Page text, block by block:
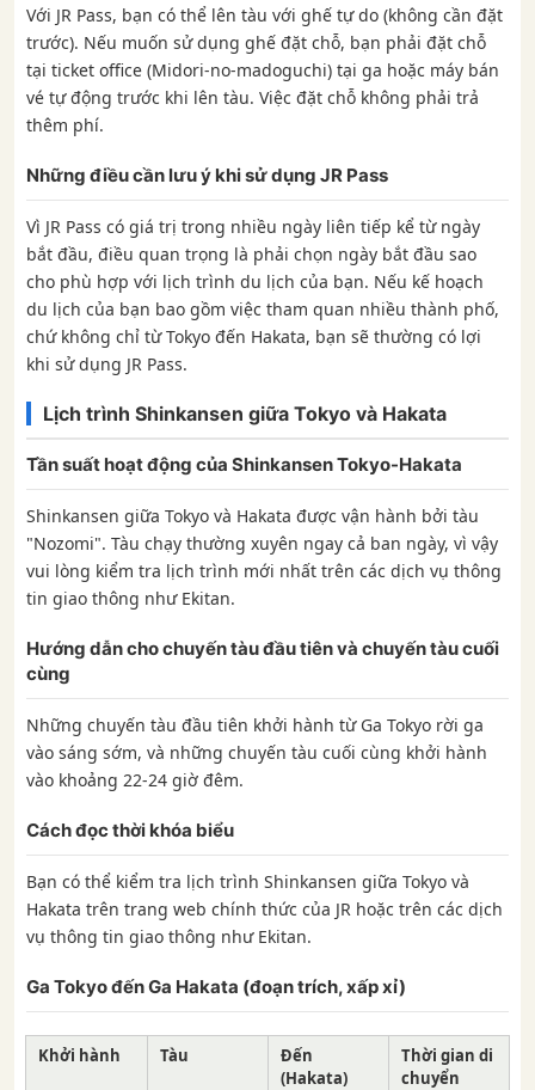
Với JR Pass, bạn có thể lên tàu với ghế tự do (không cần đặt
trước). Nếu muốn sử dụng ghế đặt chỗ, bạn phải đặt chỗ
tại ticket office (Midori-no-madoguchi) tại ga hoặc máy bán
vé tự động trước khi lên tàu. Việc đặt chỗ không phải trả
thêm phí.
Những điều cần lưu ý khi sử dụng JR Pass
Vì JR Pass có giá trị trong nhiều ngày liên tiếp kể từ ngày
bắt đầu, điều quan trọng là phải chọn ngày bắt đầu sao
cho phù hợp với lịch trình du lịch của bạn. Nếu kế hoạch
du lịch của bạn bao gồm việc tham quan nhiều thành phố,
chứ không chỉ từ Tokyo đến Hakata, bạn sẽ thường có lợi
khi sử dụng JR Pass.
Lịch trình Shinkansen giữa Tokyo và Hakata
Tần suất hoạt động của Shinkansen Tokyo-Hakata
Shinkansen giữa Tokyo và Hakata được vận hành bởi tàu
"Nozomi". Tàu chạy thường xuyên ngay cả ban ngày, vì vậy
vui lòng kiểm tra lịch trình mới nhất trên các dịch vụ thông
tin giao thông như Ekitan.
Hướng dẫn cho chuyến tàu đầu tiên và chuyến tàu cuối
cùng
Những chuyến tàu đầu tiên khởi hành từ Ga Tokyo rời ga
vào sáng sớm, và những chuyến tàu cuối cùng khởi hành
vào khoảng 22-24 giờ đêm.
Cách đọc thời khóa biểu
Bạn có thể kiểm tra lịch trình Shinkansen giữa Tokyo và
Hakata trên trang web chính thức của JR hoặc trên các dịch
vụ thông tin giao thông như Ekitan.
Ga Tokyo đến Ga Hakata (đoạn trích, xấp xỉ)
Khởi hành Tàu
Đến
(Hakata)
Thời gian di
chuyển